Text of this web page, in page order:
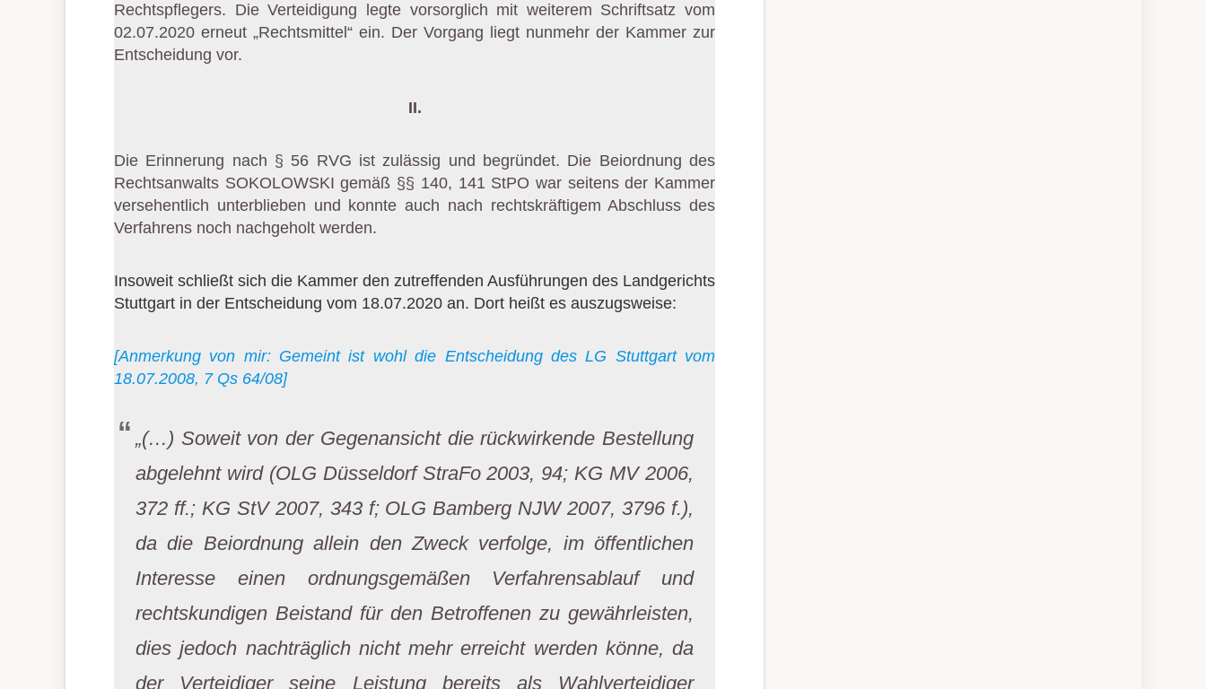
Rechtspflegers. Die Verteidigung legte vorsorglich mit weiterem Schriftsatz vom
02.07.2020 erneut „Rechtsmittel“ ein. Der Vorgang liegt nunmehr der Kammer zur
Entscheidung vor.
II.
Die Erinnerung nach § 56 RVG ist zulässig und begründet. Die Beiordnung des
Rechtsanwalts SOKOLOWSKI gemäß §§ 140, 141 StPO war seitens der Kammer
versehentlich unterblieben und konnte auch nach rechtskräftigem Abschluss des
Verfahrens noch nachgeholt werden.
Insoweit schließt sich die Kammer den zutreffenden Ausführungen des Landgerichts
Stuttgart in der Entscheidung vom 18.07.2020 an. Dort heißt es auszugsweise:
[Anmerkung von mir: Gemeint ist wohl die Entscheidung des LG Stuttgart vom
18.07.2008, 7 Qs 64/08]
„(…) Soweit von der Gegenansicht die rückwirkende Bestellung
abgelehnt wird (OLG Düsseldorf StraFo 2003, 94; KG MV 2006,
372 ff.; KG StV 2007, 343 f; OLG Bamberg NJW 2007, 3796 f.),
da die Beiordnung allein den Zweck verfolge, im öffentlichen
Interesse einen ordnungsgemäßen Verfahrensablauf und
rechtskundigen Beistand für den Betroffenen zu gewährleisten,
dies jedoch nachträglich nicht mehr erreicht werden könne, da
der Verteidiger seine Leistung bereits als Wahlverteidiger